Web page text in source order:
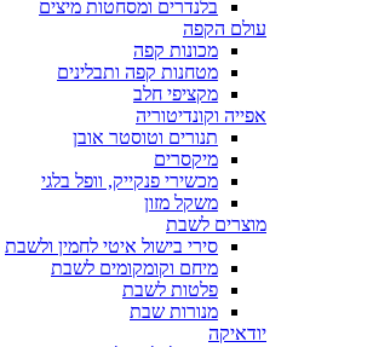
בלנדרים ומסחטות מיצים
עולם הקפה
מכונות קפה
מטחנות קפה ותבלינים
מקציפי חלב
אפייה וקונדיטוריה
תנורים וטוסטר אובן
מיקסרים
מכשירי פנקייק, וופל בלגי
משקל מזון
מוצרים לשבת
סירי בישול איטי לחמין ולשבת
מיחם וקומקומים לשבת
פלטות לשבת
מנורות שבת
יודאיקה